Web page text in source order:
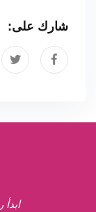
شارك على: